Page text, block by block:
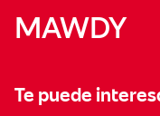
MAWDY
Te puede